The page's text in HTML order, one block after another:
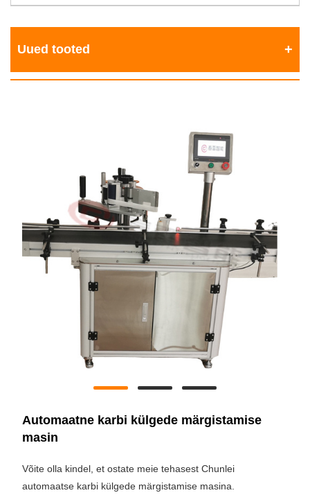
Uued tooted
Automaatne karbi külgede märgistamise
masin
Võite olla kindel, et ostate meie tehasest Chunlei
automaatse karbi külgede märgistamise masina.